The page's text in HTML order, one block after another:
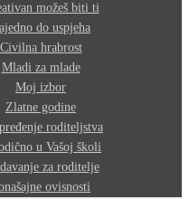
možeš biti ti
do uspjeha
Civilna hrabrost
Mladi za mlade
Moj izbor
Zlatne godine
roditeljstva
u Vašoj školi
za roditelje
ovisnosti